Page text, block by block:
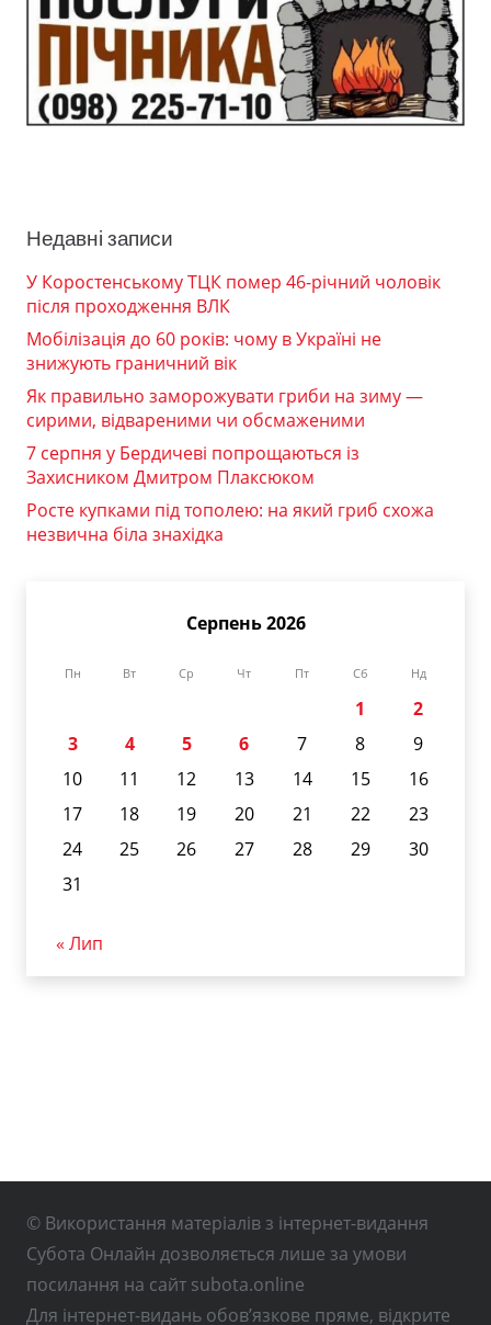
Недавні записи
У Коростенському ТЦК помер 46-річний чоловік
після проходження ВЛК
Мобілізація до 60 років: чому в Україні не
знижують граничний вік
Як правильно заморожувати гриби на зиму —
сирими, відвареними чи обсмаженими
7 серпня у Бердичеві попрощаються із
Захисником Дмитром Плаксюком
Росте купками під тополею: на який гриб схожа
незвична біла знахідка
Серпень 2026
Пн Вт Ср Чт Пт Сб Нд
1
2
3
4 5 6 7 8
9
10
11 12 13 14 15
16
17
18 19 20 21 22
23
24
25 26 27 28 29
30
31
« Лип
© Використання матеріалів з інтернет-видання
Субота Онлайн дозволяється лише за умови
посилання на сайт subota.online
Для інтернет-видань обов’язкове пряме, відкрите